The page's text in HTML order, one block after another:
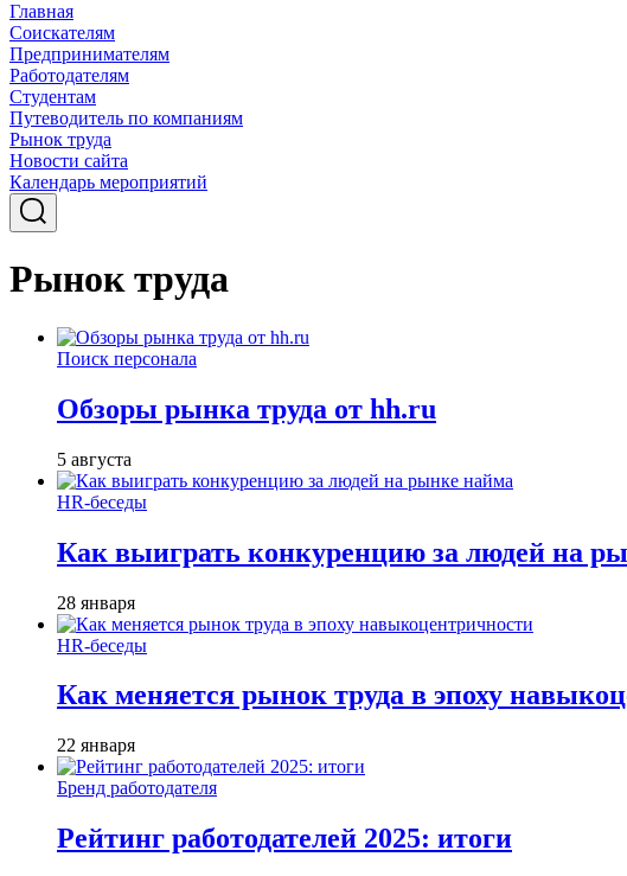
Главная
Соискателям
Предпринимателям
Работодателям
Студентам
Путеводитель по компаниям
Рынок труда
Новости сайта
Календарь мероприятий
Рынок труда
Поиск персонала
Обзоры рынка труда от hh.ru
5 августа
HR-беседы
Как выиграть конкуренцию за людей на
28 января
HR-беседы
Как меняется рынок труда в эпоху
22 января
Бренд работодателя
Рейтинг работодателей 2025: итоги